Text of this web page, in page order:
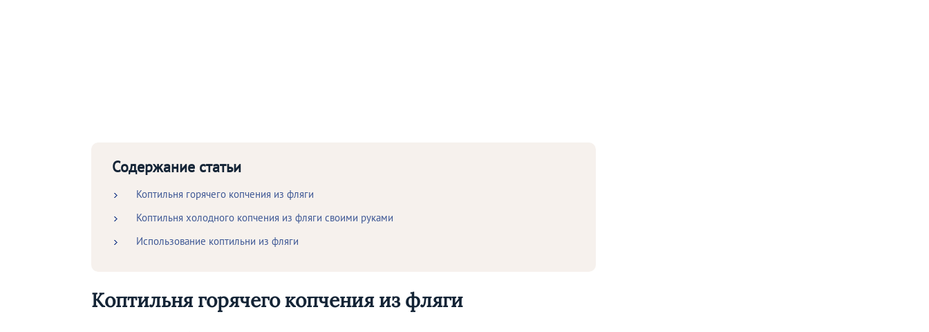
Содержание статьи
Коптильня горячего копчения из фляги
Коптильня холодного копчения из фляги своими руками
Использование коптильни из фляги
Коптильня горячего копчения из фляги